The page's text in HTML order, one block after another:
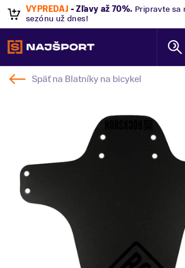
VÝPREDAJ - Zľavy až 70%. Pripravte sa
sezónu už dnes!
Späť na Blatníky na bicykel